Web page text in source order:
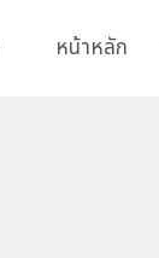
หน้าหลัก